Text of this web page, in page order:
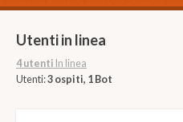
Utenti in linea
4 utenti In linea
Utenti:3 ospiti, 1 Bot